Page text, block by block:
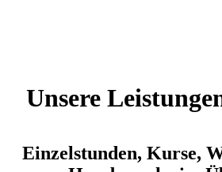
Home >Über Yoga Unsere Preise
Unsere
Einzelstunden, Kurse,